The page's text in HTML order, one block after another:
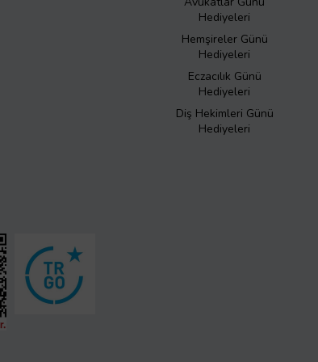
Hediyeleri
Hemşireler Günü
Hediyeleri
Eczacılık Günü
Hediyeleri
Diş Hekimleri Günü
Hediyeleri